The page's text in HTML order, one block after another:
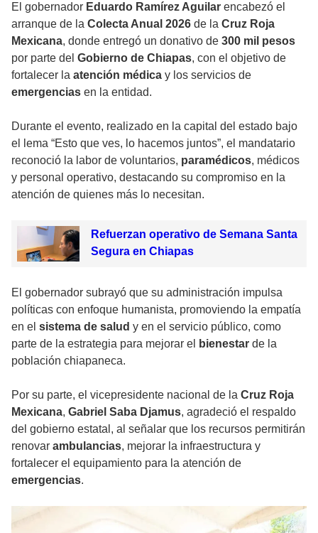
El gobernador Eduardo Ramírez Aguilar encabezó el
arranque de la Colecta Anual 2026 de la Cruz Roja
Mexicana, donde entregó un donativo de 300 mil pesos
por parte del Gobierno de Chiapas, con el objetivo de
fortalecer la atención médica y los servicios de
emergencias en la entidad.
Durante el evento, realizado en la capital del estado bajo
el lema “Esto que ves, lo hacemos juntos”, el mandatario
reconoció la labor de voluntarios, paramédicos, médicos
y personal operativo, destacando su compromiso en la
atención de quienes más lo necesitan.
Refuerzan operativo de Semana Santa
Segura en Chiapas
El gobernador subrayó que su administración impulsa
políticas con enfoque humanista, promoviendo la empatía
en el sistema de salud y en el servicio público, como
parte de la estrategia para mejorar el
bienestar de la
población chiapaneca.
Por su parte, el vicepresidente nacional de la Cruz Roja
Mexicana, Gabriel Saba Djamus, agradeció el respaldo
del gobierno estatal, al señalar que los recursos permitirán
renovar ambulancias, mejorar la infraestructura y
fortalecer el equipamiento para la atención de
emergencias.